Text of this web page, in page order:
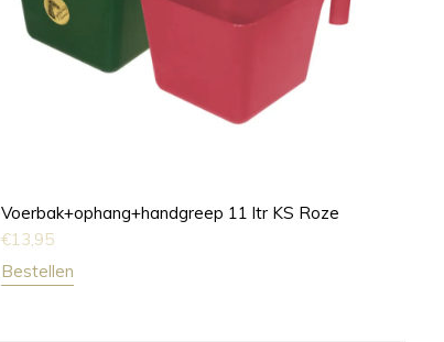
Voerbak+ophang+handgreep 11 ltr KS Roze
€13,95
Bestellen